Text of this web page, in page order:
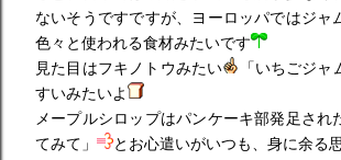
ないそうですですが、ヨーロッパではジャ
色々と使われる食材みたいです
見た目はフキノトウみたい
「いちごジ
すいみたいよ
メープルシロップはパンケーキ部発足され
てみて」
とお心遣いがいつも、身に余る